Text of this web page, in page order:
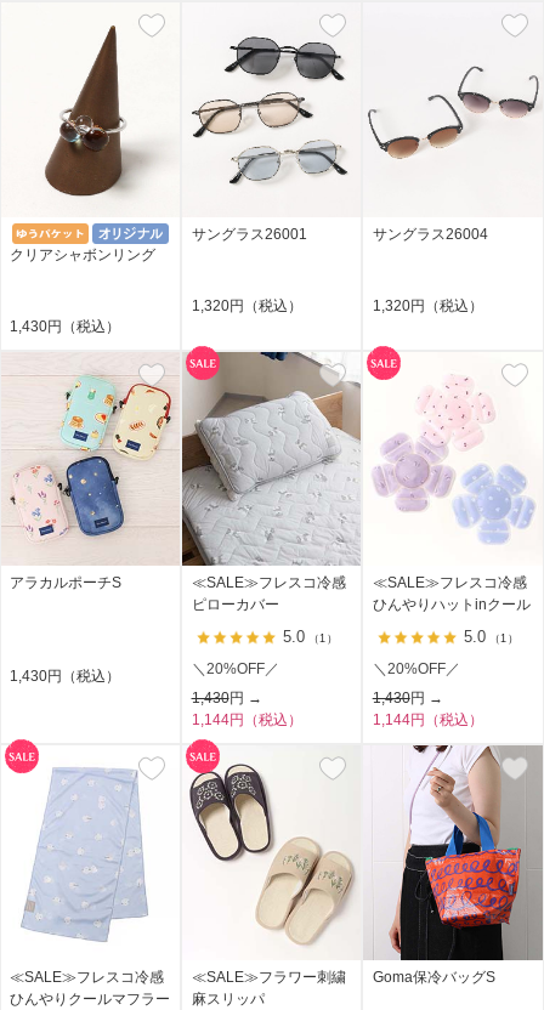
クリアシャボンリング
1,430円（税込）
サングラス26001
1,320円（税込）
サングラス26004
1,320円（税込）
アラカルポーチS
1,430円（税込）
≪SALE≫フレスコ冷感
ピローカバー
5.0 （1）
＼20%OFF／
1,430円 →
1,144円（税込）
≪SALE≫フレスコ冷感
ひんやりハットinクール
5.0 （1）
＼20%OFF／
1,430円 →
1,144円（税込）
≪SALE≫フレスコ冷感
ひんやりクールマフラー
≪SALE≫フラワー刺繍
麻スリッパ
Goma保冷バッグS